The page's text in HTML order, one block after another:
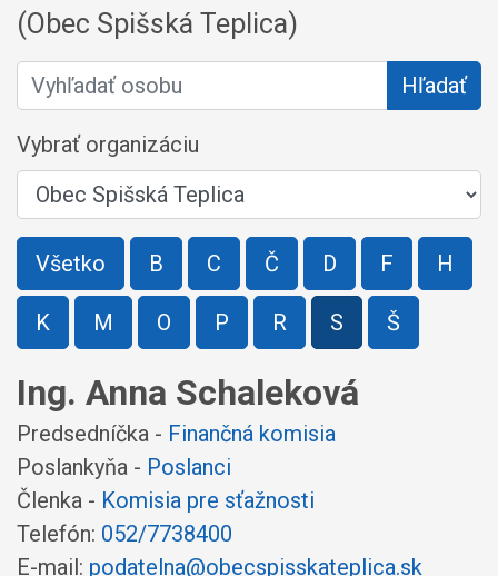
(Obec Spišská Teplica)
Vyhľadať osobu Hľadať
Vybrať organizáciu
Všetko B C Č D F H
K M O P R S Š
Ing. Anna Schaleková
Predsedníčka - Finančná komisia
Poslankyňa - Poslanci
Členka - Komisia pre sťažnosti
Telefón: 052/7738400
E-mail: podatelna@obecspisskateplica.sk